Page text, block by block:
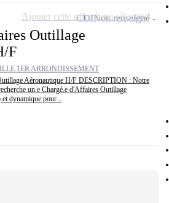
Outillage
F
1ER ARRONDISSEMENT
Aéronautique H/F DESCRIPTION : Notre
un.e Chargé.e d'Affaires Outillage
dynamique pour...
CDINon renseigné
Ajouter cette offre à ma sélection